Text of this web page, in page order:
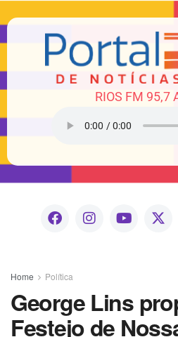
RIOS FM 95,7
Home Política
George Lins
Festejo de